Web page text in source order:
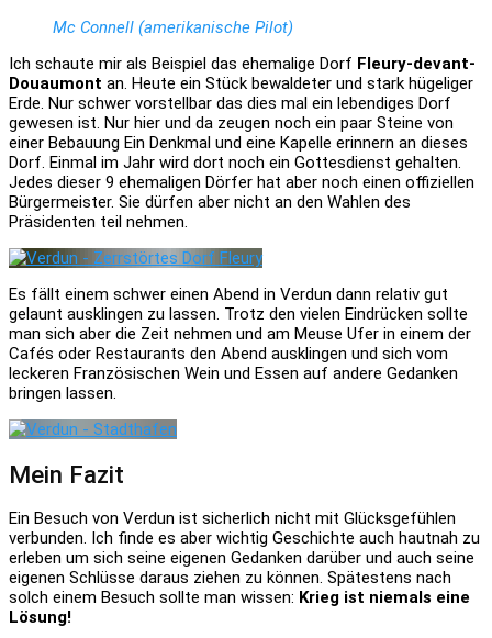
Mc Connell (amerikanische Pilot)
Ich schaute mir als Beispiel das ehemalige Dorf Fleury-devant-
Douaumont an. Heute ein Stück bewaldeter und stark hügeliger
Erde. Nur schwer vorstellbar das dies mal ein lebendiges Dorf
gewesen ist. Nur hier und da zeugen noch ein paar Steine von
einer Bebauung Ein Denkmal und eine Kapelle erinnern an dieses
Dorf. Einmal im Jahr wird dort noch ein Gottesdienst gehalten.
Jedes dieser 9 ehemaligen Dörfer hat aber noch einen offiziellen
Bürgermeister. Sie dürfen aber nicht an den Wahlen des
Präsidenten teil nehmen.
Es fällt einem schwer einen Abend in Verdun dann relativ gut
gelaunt ausklingen zu lassen. Trotz den vielen Eindrücken sollte
man sich aber die Zeit nehmen und am Meuse Ufer in einem der
Cafés oder Restaurants den Abend ausklingen und sich vom
leckeren Französischen Wein und Essen auf andere Gedanken
bringen lassen.
Mein Fazit
Ein Besuch von Verdun ist sicherlich nicht mit Glücksgefühlen
verbunden. Ich finde es aber wichtig Geschichte auch hautnah zu
erleben um sich seine eigenen Gedanken darüber und auch seine
eigenen Schlüsse daraus ziehen zu können. Spätestens nach
solch einem Besuch sollte man wissen: Krieg ist niemals eine
Lösung!